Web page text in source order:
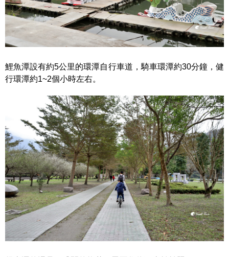
鯉魚潭設有約5公里的環潭自行車道，騎車環潭約30分鐘，健
行環潭約1~2個小時左右。